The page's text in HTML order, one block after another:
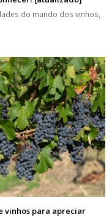
do mundo dos vinhos,
vinhos para apreciar